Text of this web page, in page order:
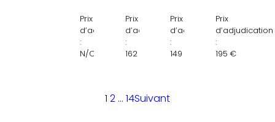
pierre
bleue
Prix
d’adjudication
:
N/C
contemporaine
Prix
d’adjudication
:
162 €
Prix
d’adjudication
:
149 €
2,67
g
Prix
d’adjudication
:
195 €
1 2 … 14Suivant